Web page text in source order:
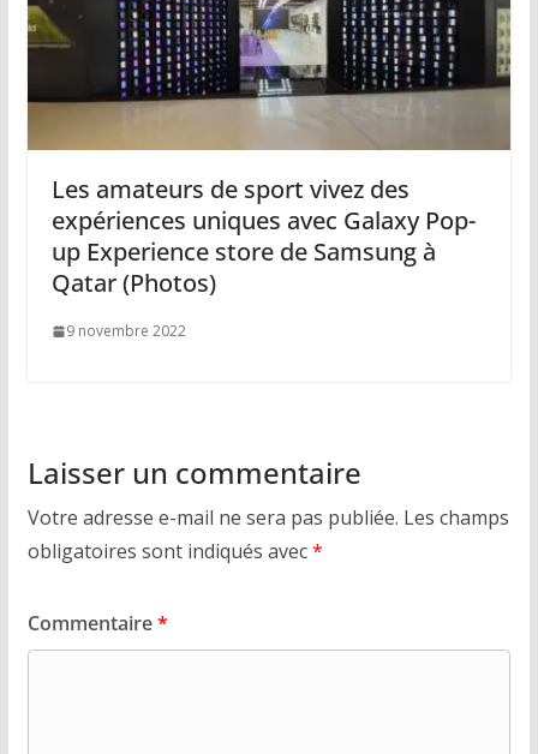
Les amateurs de sport vivez des
expériences uniques avec Galaxy Pop-
up Experience store de Samsung à
Qatar (Photos)
9 novembre 2022
Laisser un commentaire
Votre adresse e-mail ne sera pas publiée. Les champs
obligatoires sont indiqués avec*
Commentaire*